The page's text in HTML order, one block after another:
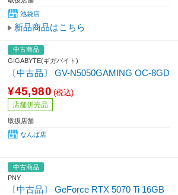
池袋店
新品商品はこちら
中古商品
GIGABYTE(ギガバイト)
〔中古品〕 GV-N5050GAMING OC-8GD
¥45,980 (税込)
店舗併売品
取扱店舗
なんば店
中古商品
PNY
〔中古品〕 GeForce RTX 5070 Ti 16GB